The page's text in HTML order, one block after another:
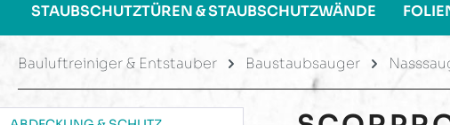
STAUBSCHUTZTÜREN & STAUBSCHUTZWÄNDE
Bauluftreiniger & Entstauber Baustaubsauger